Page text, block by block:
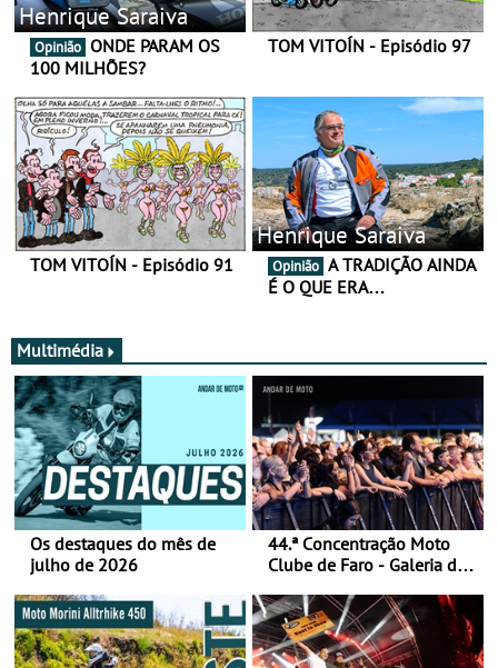
Henrique Saraiva
Opinião
100 MILHÕES?
TOM VITOÍN - Episódio 97
TOM VITOÍN - Episódio 91
Henrique Saraiva
Opinião
É O QUE ERA…
Multimédia
Os destaques do mês de
julho de 2026
44.ª Concentração Moto
Clube de Faro - Galeria de